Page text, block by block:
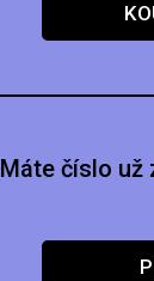
Máte číslo už